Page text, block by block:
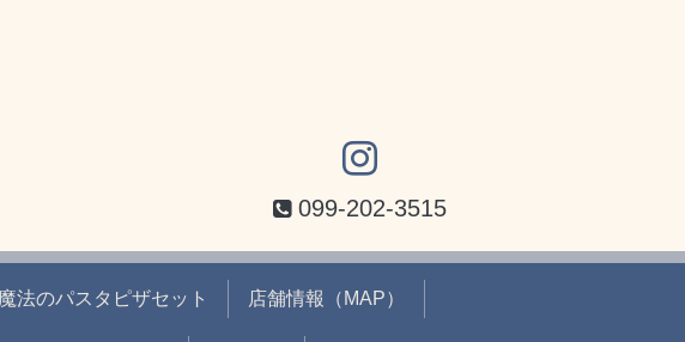
099-202-3515
魔法のパスタピザセット 店舗情報（MAP）